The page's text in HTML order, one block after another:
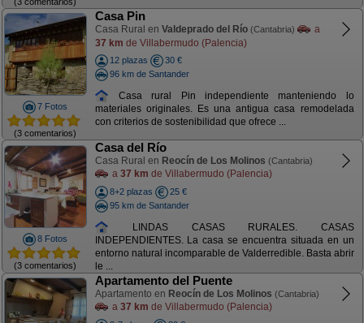
7 Fotos
(3 comentarios)
Casa Pin
Casa Rural en Valdeprado del Río (Cantabria)
a
37 km de Villabermudo (Palencia)
12 plazas
30 €
96 km de Santander
Casa rural Pin independiente manteniendo lo
materiales originales. Es una antigua casa remodelada
con criterios de sostenibilidad que ofrece ...
8 Fotos
(3 comentarios)
Casa del Río
Casa Rural en Reocín de Los Molinos (Cantabria)
a 37 km de Villabermudo (Palencia)
8+2 plazas
25 €
95 km de Santander
LINDAS CASAS RURALES. CASAS
INDEPENDIENTES. La casa se encuentra situada en un
entorno natural incomparable de Valderredible. Basta abrir
le ...
Apartamento del Puente
Apartamento en Reocín de Los Molinos (Cantabria)
a 37 km de Villabermudo (Palencia)